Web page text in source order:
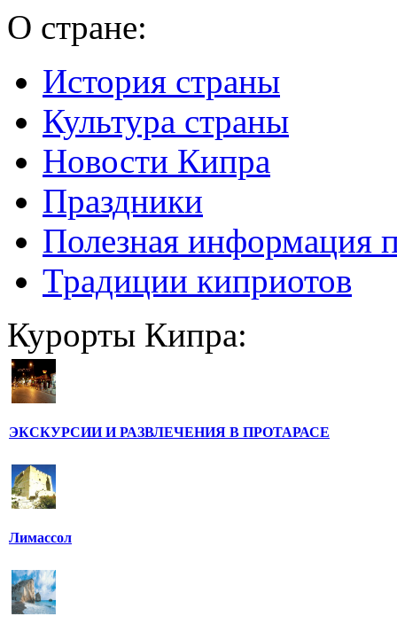
О стране:
История страны
Культура страны
Новости Кипра
Праздники
Полезная информация
Традиции киприотов
Курорты Кипра:
ЭКСКУРСИИ И РАЗВЛЕЧЕНИЯ В ПРОТАРАСЕ
Лимассол